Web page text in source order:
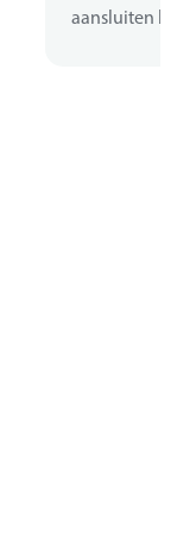
aansluiten bij